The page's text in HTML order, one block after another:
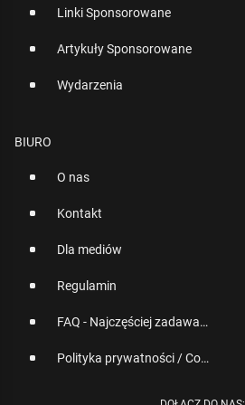
Linki Sponsorowane
Artykuły Sponsorowane
Wydarzenia
BIURO
O nas
Kontakt
Dla mediów
Regulamin
FAQ - Najczęściej zadawane pytania
Polityka prywatności / Cookies